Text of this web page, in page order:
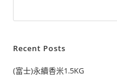
Recent Posts
(富士)永續香米1.5KG